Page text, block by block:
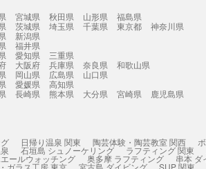
宮城県 秋田県 山形県
福島県
茨城県 埼玉県 千葉県 東京都
神奈川県
新潟県
福井県
愛知県
三重県
大阪府 兵庫県 奈良県
和歌山県
岡山県 広島県
山口県
愛媛県
高知県
長崎県 熊本県 大分県 宮崎県
鹿児島県
日帰り温泉 関東 陶芸体験・陶芸教室 関西
石垣島 シュノーケリング ラフティング 関東
ールウォッチング 奥多摩 ラフティング 串本 ダ
ガラス工房 東京 宮古島 ダイビング SUP 関東